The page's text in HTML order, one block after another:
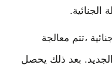
الجنائية.
،تتم معالجة
بعد ذلك يحصل